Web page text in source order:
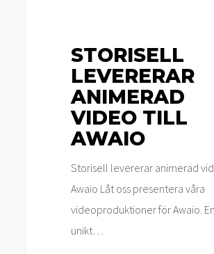
STORISELL
LEVERERAR
ANIMERAD
VIDEO TILL
AWAIO
Storisell levererar animerad
Awaio Låt oss presentera våra
videoproduktioner för Awaio. En
unikt…